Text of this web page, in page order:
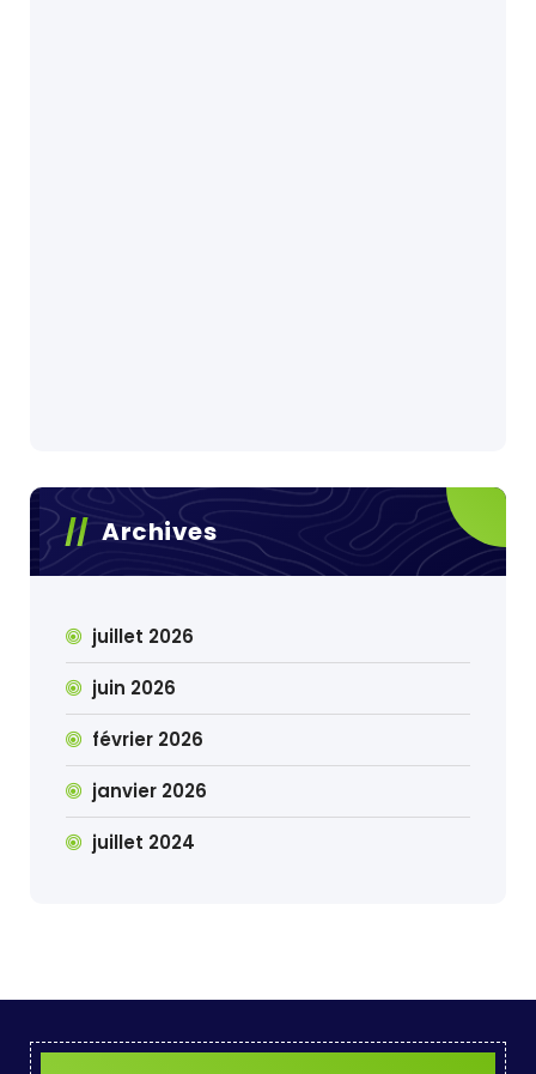
Archives
juillet 2026
juin 2026
février 2026
janvier 2026
juillet 2024